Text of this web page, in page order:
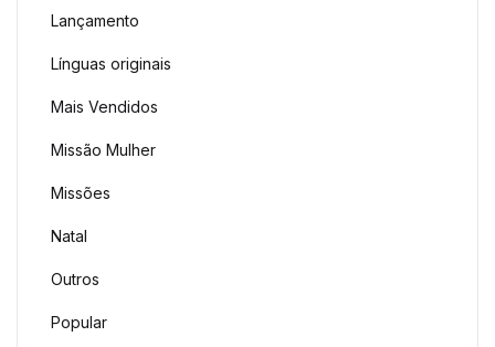
Lançamento
Línguas originais
Mais Vendidos
Missão Mulher
Missões
Natal
Outros
Popular